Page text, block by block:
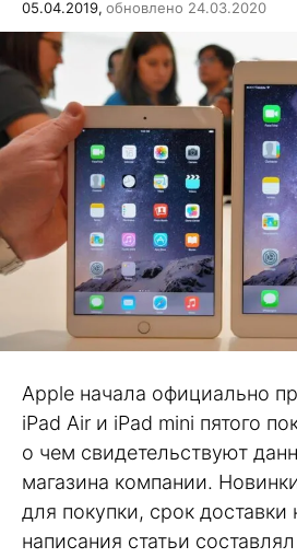
05.04.2019, обновлено 24.03.2020
Apple начала официально
iPad Air и iPad mini пятого
о чем свидетельствуют
магазина компании.
для покупки, срок доставки
написания статьи